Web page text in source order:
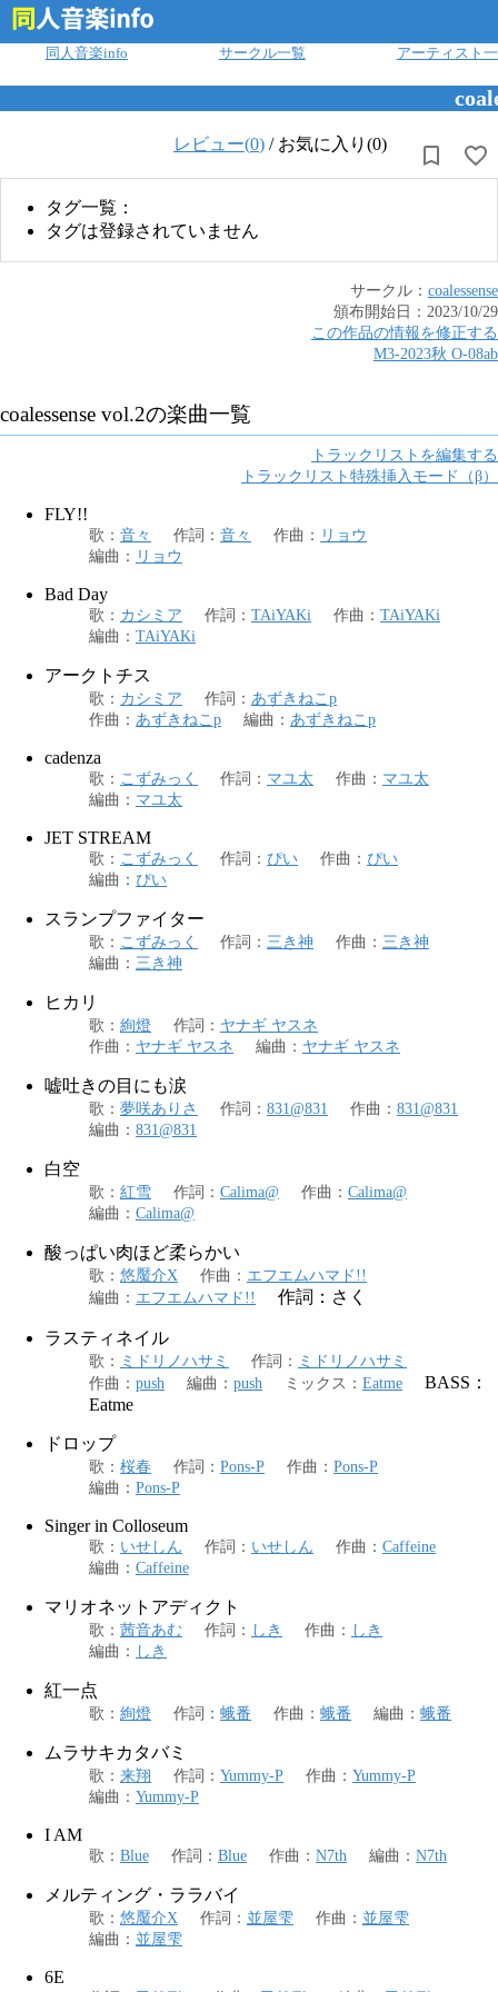
同人音楽info サークル一覧 アーティスト
レビュー(0) / お気に入り(0)
タグ一覧：
タグは登録されていません
サークル： coalessense
頒布開始日： 2023/10/29
この作品の情報を修正する
M3-2023秋 O-08ab
coalessense vol.2の楽曲一覧
トラックリストを編集する
トラックリスト特殊挿入モード（β）
FLY!!
歌 ： 音々 作詞 ： 音々 作曲 ： リョウ
編曲 ： リョウ
Bad Day
歌 ： カシミア 作詞 ： TAiYAKi 作曲 ： TAiYAKi
編曲 ： TAiYAKi
アークトチス
歌 ： カシミア 作詞 ： あずきねこp
作曲 ： あずきねこp 編曲 ： あずきねこp
cadenza
歌 ： こずみっく 作詞 ： マユ太 作曲 ： マユ太
編曲 ： マユ太
JET STREAM
歌 ： こずみっく 作詞 ： ぴい 作曲 ： ぴい
編曲 ： ぴい
スランプファイター
歌 ： こずみっく 作詞 ： 三き神 作曲 ： 三き神
編曲 ： 三き神
ヒカリ
歌 ： 絢燈 作詞 ： ヤナギ ヤスネ
作曲 ： ヤナギ ヤスネ 編曲 ： ヤナギ ヤスネ
嘘吐きの目にも涙
歌 ： 夢咲ありさ 作詞 ： 831@831 作曲 ： 831@831
編曲 ： 831@831
白空
歌 ： 紅雪 作詞 ： Calima@ 作曲 ： Calima@
編曲 ： Calima@
酸っぱい肉ほど柔らかい
歌 ： 悠魘介X 作曲 ： エフエムハマド!!
編曲 ： エフエムハマド!! 作詞：さく
ラスティネイル
歌 ： ミドリノハサミ 作詞 ： ミドリノハサミ
作曲 ： push 編曲 ： push ミックス ： Eatme
BASS：
Eatme
ドロップ
歌 ： 桜春 作詞 ： Pons-P 作曲 ： Pons-P
編曲 ： Pons-P
Singer in Colloseum
歌 ： いせしん 作詞 ： いせしん 作曲 ： Caffeine
編曲 ： Caffeine
マリオネットアディクト
歌 ： 茜音あむ 作詞 ： しき 作曲 ： しき
編曲 ： しき
紅一点
歌 ： 絢燈 作詞 ： 蛾番 作曲 ： 蛾番 編曲 ： 蛾番
ムラサキカタバミ
歌 ： 来翔 作詞 ： Yummy-P 作曲 ： Yummy-P
編曲 ： Yummy-P
I AM
歌 ： Blue 作詞 ： Blue 作曲 ： N7th 編曲 ： N7th
メルティング・ララバイ
歌 ： 悠魘介X 作詞 ： 並屋雫 作曲 ： 並屋雫
編曲 ： 並屋雫
6E